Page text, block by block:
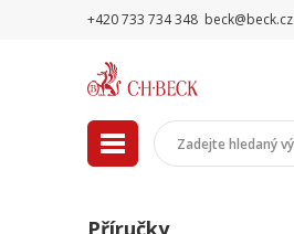
+420 733 734 348 beck@beck.cz
Příručky